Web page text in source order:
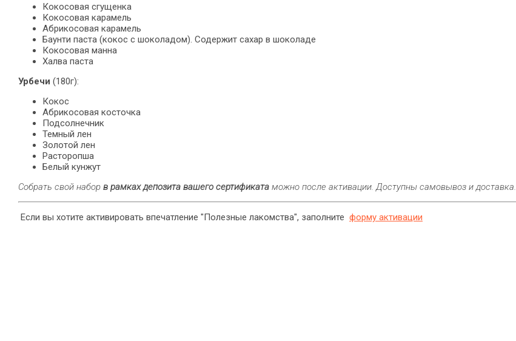
Кокосовая сгущенка
Кокосовая карамель
Абрикосовая карамель
Баунти паста (кокос с шоколадом). Содержит сахар в шоколаде
Кокосовая манна
Халва паста
Урбечи (180г):
Кокос
Абрикосовая косточка
Подсолнечник
Темный лен
Золотой лен
Расторопша
Белый кунжут
Собрать свой набор в рамках депозита вашего сертификата можно после активации. Доступны самовывоз и доставка.
Если вы хотите активировать впечатление "Полезные лакомства", заполните форму активации